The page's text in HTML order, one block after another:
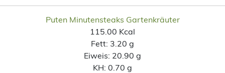
Puten Minutensteaks Gartenkräuter
115.00 Kcal
Fett: 3.20 g
Eiweis: 20.90 g
KH: 0.70 g